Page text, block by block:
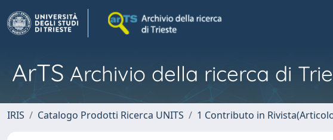
ArTS Archivio della ricerca di
IRIS Catalogo Prodotti Ricerca UNITS 1 Contributo in